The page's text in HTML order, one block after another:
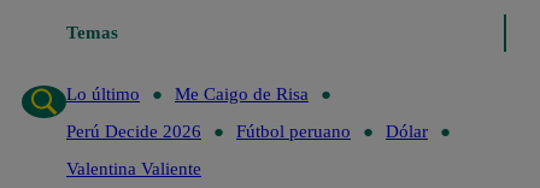
Temas
Lo último
Me Caigo de Risa
Perú Decide 2026
Fútbol peruano
Dólar
Valentina Valiente